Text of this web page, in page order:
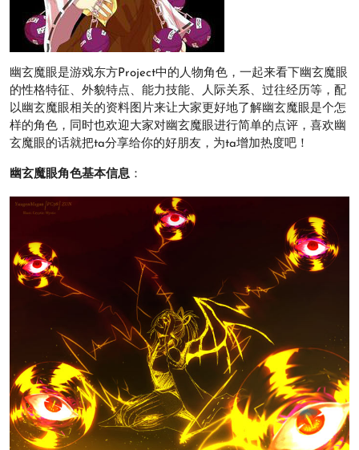
幽玄魔眼是游戏东方Project中的人物角色，一起来看下幽玄魔眼
的性格特征、外貌特点、能力技能、人际关系、过往经历等，配
以幽玄魔眼相关的资料图片来让大家更好地了解幽玄魔眼是个怎
样的角色，同时也欢迎大家对幽玄魔眼进行简单的点评，喜欢幽
玄魔眼的话就把ta分享给你的好朋友，为ta增加热度吧！
幽玄魔眼角色基本信息 ：